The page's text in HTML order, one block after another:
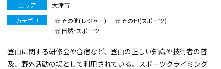
エリア
大津市
カテゴリ
その他(レジャー)
その他(スポーツ)
自然･スポーツ
登山に関する研修会や合宿など、登山の正しい知識や技術者の普
及、野外活動の場として利用されている。スポーツクライミング